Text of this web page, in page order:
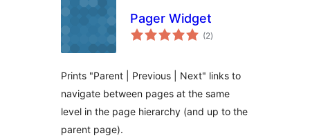
Pager Widget
(2evaluación
total
)
Prints "Parent | Previous | Next" links to
navigate between pages at the same
level in the page hierarchy (and up to the
parent page).